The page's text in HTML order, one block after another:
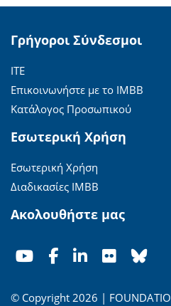
Γρήγοροι Σύνδεσμοι
ΙΤΕ
Επικοινωνήστε με το ΙΜΒΒ
Κατάλογος Προσωπικού
Εσωτερική Χρήση
Εσωτερική Χρήση
Διαδικασίες ΙΜΒΒ
Ακολουθήστε μας
© Copyright 2026 |